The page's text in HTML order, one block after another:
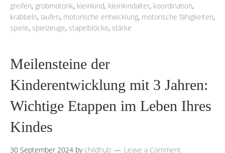
greifen, grobmotorik, kleinkind, kleinkindalter, koordination,
krabbeln, laufen, motorische entwicklung, motorische fähigkeiten,
spiele, spielzeuge, stapelblöcke, stärke
Meilensteine der
Kinderentwicklung mit 3 Jahren:
Wichtige Etappen im Leben Ihres
Kindes
30 September 2024 by childhub Leave a Comment